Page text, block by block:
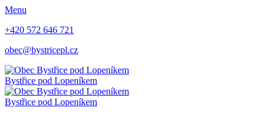
Menu
+420 572 646 721
obec@bystricepl.cz
Bystřice pod Lopeníkem
Bystřice pod Lopeníkem